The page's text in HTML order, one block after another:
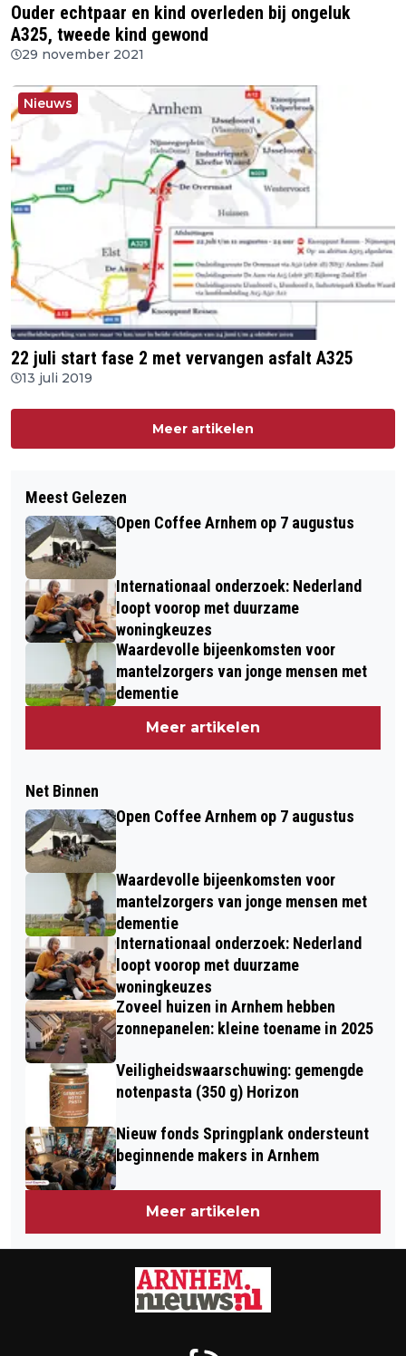
Ouder echtpaar en kind overleden bij ongeluk
A325, tweede kind gewond
29 november 2021
Nieuws
22 juli start fase 2 met vervangen asfalt A325
13 juli 2019
Meer artikelen
Meest Gelezen
Open Coffee Arnhem op 7 augustus
Internationaal onderzoek: Nederland
loopt voorop met duurzame
woningkeuzes
Waardevolle bijeenkomsten voor
mantelzorgers van jonge mensen met
dementie
Meer artikelen
Net Binnen
Open Coffee Arnhem op 7 augustus
Waardevolle bijeenkomsten voor
mantelzorgers van jonge mensen met
dementie
Internationaal onderzoek: Nederland
loopt voorop met duurzame
woningkeuzes
Zoveel huizen in Arnhem hebben
zonnepanelen: kleine toename in 2025
Veiligheidswaarschuwing: gemengde
notenpasta (350 g) Horizon
Nieuw fonds Springplank ondersteunt
beginnende makers in Arnhem
Meer artikelen